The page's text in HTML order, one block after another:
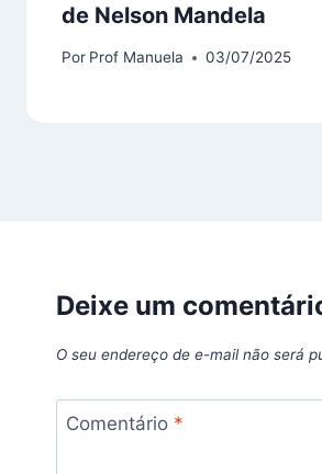
de Nelson Mandela
Por Prof Manuela 03/07/2025
Deixe um
O seu endereço de e-mail não será
Comentário *